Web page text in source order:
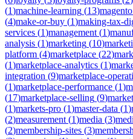
(1)machine-learning (13)magento
(4)make-or-buy (1)making-tax-
services (1)management (1)
analysis (1)marketing (10)
platform (4)marketplace (22)
(1)marketplace-analytics (1)
integration (9)marketplace-
(1)marketplace-performance (1)
(17)marketplace-selling (9)
(1)markets-pro (1)master-data (1)
(2)measurement (1)media (3)
(2)membership-sites (3)